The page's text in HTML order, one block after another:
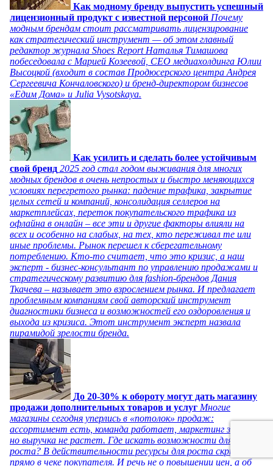
Как модному бренду выпустить успешный
лицензионный продукт с известной персоной Почему
модным брендам стоит рассматривать лицензирование
как стратегический инструмент — об этом главный
редактор журнала Shoes Report Наталья Тимашова
побеседовала с Марией Козеевой, СЕО медиахолдинга Юлии
Высоцкой (входит в состав Продюсерского центра Андрея
Сергеевича Кончаловского) и бренд-директором бизнесов
«Едим Дома» и Julia Vysotskaya.
Как усилить и сделать более устойчивым
свой бренд 2025 год стал годом выживания для многих
модных брендов в очень непростых и быстро меняющихся
условиях перегретого рынка: падение трафика, закрытие
целых сетей и компаний, консолидация селлеров на
маркетплейсах, переток покупательского трафика из
офлайна в онлайн – все эти и другие факторы влияли на
всех и особенно на слабых, на тех, кто переживал те или
иные проблемы. Рынок перешел к сберегательному
потреблению. Кто-то считает, что это кризис, а наш
эксперт - бизнес-консультант по управлению продажами и
стратегическому развитию для fashion-брендов Дания
Ткачева – называет это взрослением рынка. И предлагает
проблемным компаниям свой авторский инструмент
диагностики бизнеса и возможностей его оздоровления и
выхода из кризиса. Этот инструмент эксперт назвала
пирамидой зрелости бренда.
До 20-30% к обороту могут дать магазину
продажи дополнительных товаров и услуг Многие
магазины сегодня уперлись в «потолок» продаж:
ассортимент есть, команда работает, маркетинг запущен,
но выручка не растет. Где искать возможности для
роста? В действительности ресурсы для роста скрыты
прямо в чеке покупателя. И речь не о повышении цен, а об